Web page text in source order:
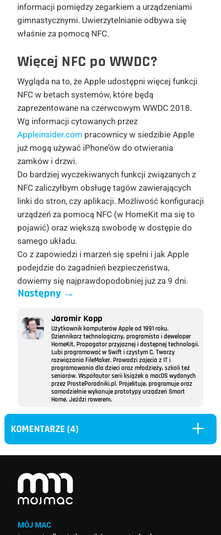
informacji pomiędzy zegarkiem a urządzeniami
gimnastycznymi. Uwierzytelnianie odbywa się
właśnie za pomocą NFC.
Więcej NFC po WWDC?
Wygląda na to, że Apple udostępni więcej funkcji
NFC w betach systemów, które będą
zaprezentowane na czerwcowym WWDC 2018.
Wg informacji cytowanych przez
Appleinsider.com pracownicy w siedzibie Apple
już mogą używać iPhone’ów do otwierania
zamków i drzwi.
Do bardziej wyczekiwanych funkcji związanych z
NFC zaliczyłbym obsługę tagów zawierających
linki do stron, czy aplikacji. Możliwość konfiguracji
urządzeń za pomocą NFC (w HomeKit ma się to
pojawić) oraz większą swobodę w dostępie do
samego układu.
Co z zapowiedzi i marzeń się spełni i jak Apple
podejdzie do zagadnień bezpieczeństwa,
dowiemy się najprawdopodobniej już za 9 dni.
Następny→
Jaromir Kopp
Użytkownik komputerów Apple od 1991 roku.
Dziennikarz technologiczny, programista i deweloper
HomeKit. Propagator przyjaznej i dostępnej technologii.
Lubi programować w Swift i czystym C. Tworzy
rozwiązania FileMaker. Prowadzi zajęcia z IT i
programowania dla dzieci oraz młodzieży, szkoli też
seniorów. Współautor serii książek o macOS wydanych
przez ProstePoradniki.pl. Projektuje, programuje oraz
samodzielnie wykonuje prototypy urządzeń Smart
Home. Jeździ rowerem.
KOMENTARZE (4) L
MÓJ MAC